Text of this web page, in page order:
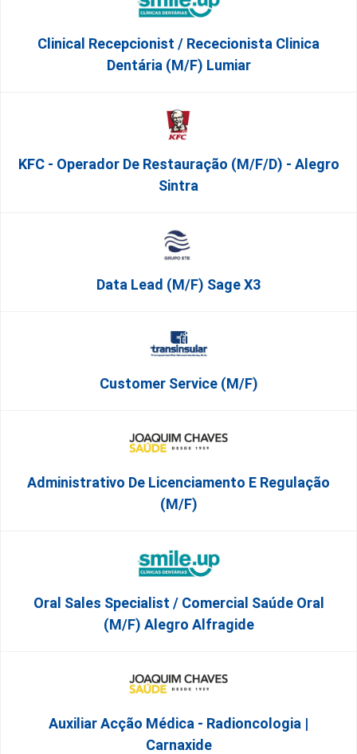
Clinical Recepcionist / Rececionista Clinica
Dentária (M/F) Lumiar
KFC - Operador De Restauração (m/f/d) - Alegro
Sintra
Data Lead (m/f) Sage X3
Customer Service (m/f)
Administrativo De Licenciamento E Regulação
(M/F)
Oral Sales Specialist / Comercial Saúde Oral
(M/F) Alegro Alfragide
Auxiliar Acção Médica - Radioncologia |
Carnaxide